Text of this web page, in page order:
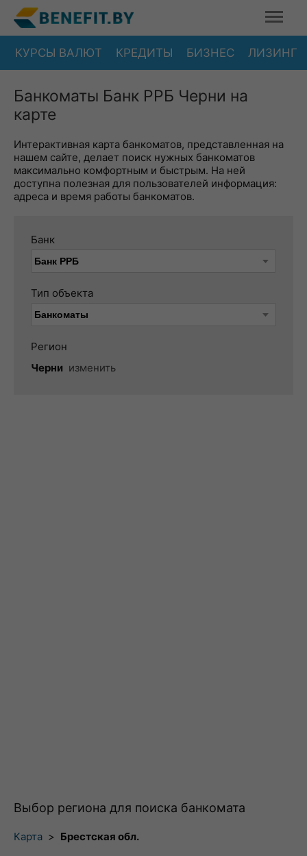
КУРСЫ ВАЛЮТ КРЕДИТЫ БИЗНЕС ЛИЗИНГ
Банкоматы Банк РРБ Черни на
карте
Интерактивная карта банкоматов, представленная на
нашем сайте, делает поиск нужных банкоматов
максимально комфортным и быстрым. На ней
доступна полезная для пользователей информация:
адреса и время работы банкоматов.
Банк
Тип объекта
Регион
Черни изменить
Выбор региона для поиска банкомата
Карта > Брестская обл.